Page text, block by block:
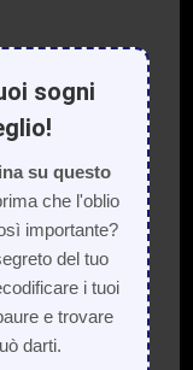
sogni
su questo
che l'oblio
importante?
del tuo
i tuoi
e trovare
darti.